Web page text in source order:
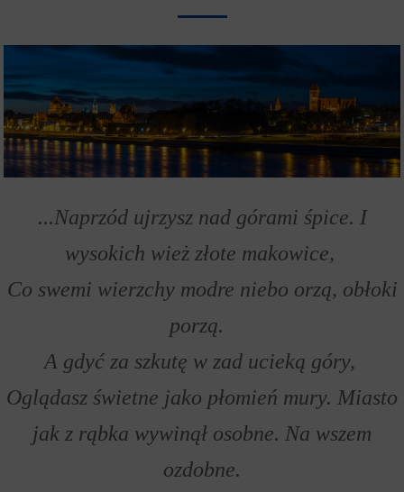
...Naprzód ujrzysz nad górami śpice. I
wysokich wież złote makowice,
Co swemi wierzchy modre niebo orzą, obłoki
porzą.
A gdyć za szkutę w zad ucieką góry,
Oglądasz świetne jako płomień mury. Miasto
jak z rąbka wywinął osobne. Na wszem
ozdobne.